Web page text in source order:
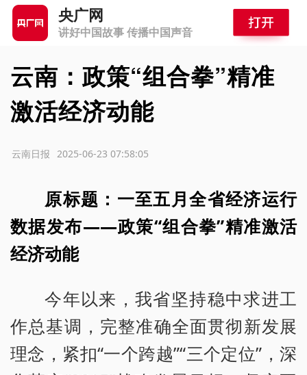
央广网
讲好中国故事 传播中国声音
云南：政策“组合拳”精准
激活经济动能
2025-06-23 07:58:05
云南日报
原标题：一至五月全省经济运行
数据发布——政策“组合拳”精准激活
经济动能
今年以来，我省坚持稳中求进工
作总基调，完整准确全面贯彻新发展
理念，紧扣“一个跨越”“三个定位”，深